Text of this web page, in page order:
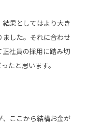
果としてはより大き
した。それに合わせ
社員の採用に踏み切
たと思います。
ここから結構お金が